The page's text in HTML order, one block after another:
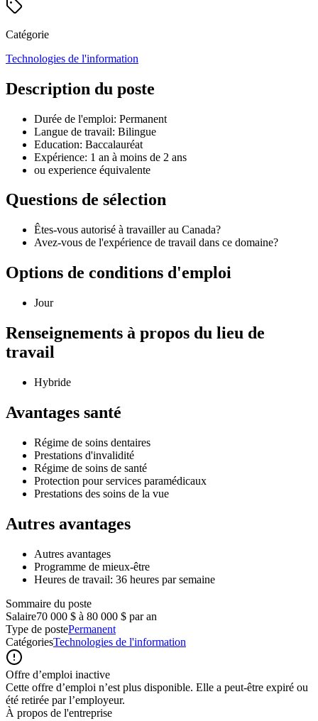
Catégorie
Technologies de l'information
Description du poste
Durée de l'emploi: Permanent
Langue de travail: Bilingue
Education: Baccalauréat
Expérience: 1 an à moins de 2 ans
ou experience équivalente
Questions de sélection
Êtes-vous autorisé à travailler au Canada?
Avez-vous de l'expérience de travail dans ce domaine?
Options de conditions d'emploi
Jour
Renseignements à propos du lieu de
travail
Hybride
Avantages santé
Régime de soins dentaires
Prestations d'invalidité
Régime de soins de santé
Protection pour services paramédicaux
Prestations des soins de la vue
Autres avantages
Autres avantages
Programme de mieux-être
Heures de travail: 36 heures par semaine
Sommaire du poste
Salaire70 000 $ à 80 000 $ par an
Type de postePermanent
CatégoriesTechnologies de l'information
Offre d’emploi inactive
Cette offre d’emploi n’est plus disponible. Elle a peut-être expiré ou
été retirée par l’employeur.
À propos de l'entreprise